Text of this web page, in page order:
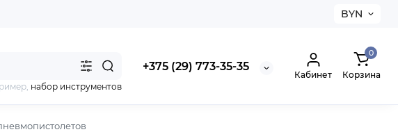
BYN
+375 (29) 773-35-35
набор инструментов
Кабинет
0
Корзина